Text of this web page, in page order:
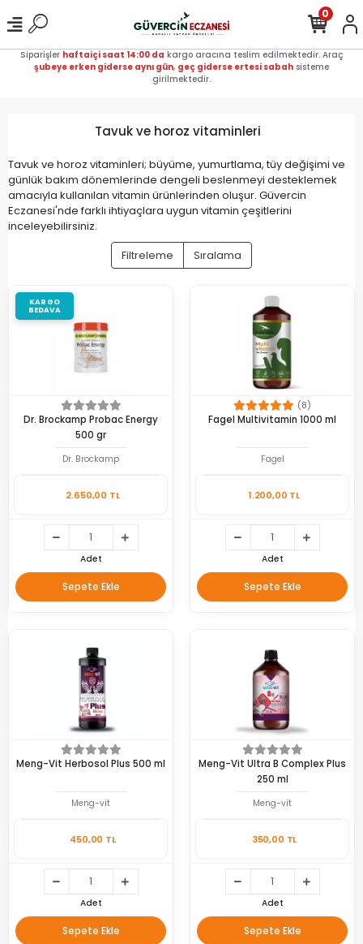
Siparişler haftaiçi saat 14:00 da kargo aracına teslim edilmektedir. Araç
şubeye erken giderse aynı gün, geç giderse ertesi sabah sisteme
girilmektedir.
0
Tavuk ve horoz vitaminleri
Tavuk ve horoz vitaminleri; büyüme, yumurtlama, tüy değişimi ve
günlük bakım dönemlerinde dengeli beslenmeyi desteklemek
amacıyla kullanılan vitamin ürünlerinden oluşur. Güvercin
Eczanesi'nde farklı ihtiyaçlara uygun vitamin çeşitlerini
inceleyebilirsiniz.
Filtreleme
Sıralama
KARGO
BEDAVA
Dr. Brockamp Probac Energy
500 gr
Dr. Brockamp
2.650,00 TL
Adet
Sepete Ekle
(8)
Fagel Multivitamin 1000 ml
Fagel
1.200,00 TL
Adet
Sepete Ekle
Meng-Vit Herbosol Plus 500 ml
Meng-vit
450,00 TL
Adet
Sepete Ekle
Meng-Vit Ultra B Complex Plus
250 ml
Meng-vit
350,00 TL
Adet
Sepete Ekle